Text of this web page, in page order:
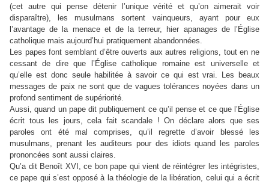
(cet autre qui pense détenir l’unique vérité et qu’on aimerait voir
disparaître), les musulmans sortent vainqueurs, ayant pour eux
l’avantage de la menace et de la terreur, hier apanages de l’Église
catholique mais aujourd’hui pratiquement abandonnées.
Les papes font semblant d’être ouverts aux autres religions, tout en ne
cessant de dire que l’Église catholique romaine est universelle et
qu’elle est donc seule habilitée à savoir ce qui est vrai. Les beaux
messages de paix ne sont que de vagues tolérances noyées dans un
profond sentiment de supériorité.
Aussi, quand un pape dit publiquement ce qu’il pense et ce que l’Église
écrit tous les jours, cela fait scandale ! On déclare alors que ses
paroles ont été mal comprises, qu’il regrette d’avoir blessé les
musulmans, prenant les auditeurs pour des idiots quand les paroles
prononcées sont aussi claires.
Qu’a dit Benoît XVI, ce bon pape qui vient de réintégrer les intégristes,
ce pape qui s’est opposé à la théologie de la libération, celui qui a écrit